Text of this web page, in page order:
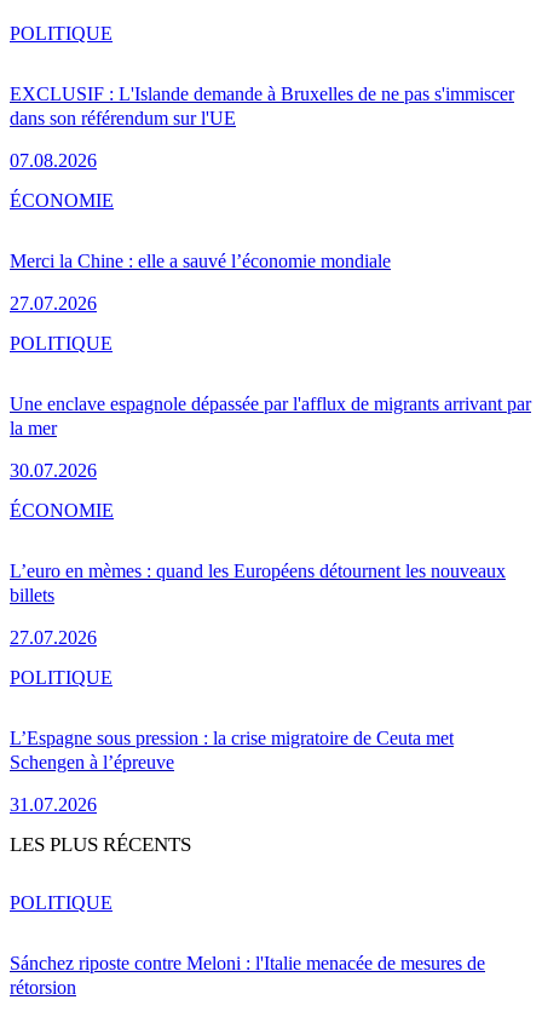
EXCLUSIF : L'Islande demande à Bruxelles de ne pas s'immiscer
dans son référendum sur l'UE
07.08.2026
POLITIQUE
Merci la Chine : elle a sauvé l’économie mondiale
27.07.2026
ÉCONOMIE
Une enclave espagnole dépassée par l'afflux de migrants arrivant par
la mer
30.07.2026
POLITIQUE
L’euro en mèmes : quand les Européens détournent les nouveaux
billets
27.07.2026
ÉCONOMIE
L’Espagne sous pression : la crise migratoire de Ceuta met
Schengen à l’épreuve
31.07.2026
POLITIQUE
LES PLUS RÉCENTS
Sánchez riposte contre Meloni : l'Italie menacée de mesures de
rétorsion
POLITIQUE